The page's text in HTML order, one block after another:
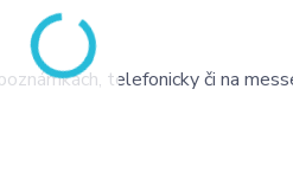
telefonicky či na